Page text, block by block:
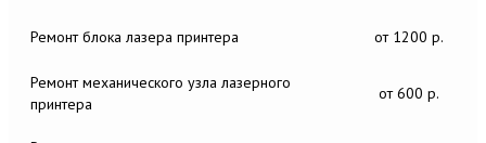
Ремонт блока лазера принтера от 1200 р.
Ремонт механического узла лазерного
принтера
от 600 р.